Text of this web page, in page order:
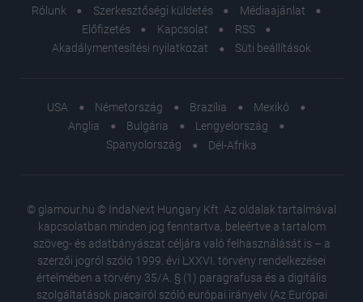
Rólunk
Szerkesztőségi küldetés
Médiaajánlat
Előfizetés
Kapcsolat
RSS
Akadálymentesítési nyilatkozat
Süti beállítások
USA Németország Brazília
Mexikó
Anglia
Bulgária
Lengyelország
Spanyolország
Dél-Afrika
© glamour.hu © IndaNext Hungary Kft. Az oldalak tartalmával
kapcsolatban minden jog fenntartva, beleértve a tartalom
szöveg- és adatbányászat céljára való felhasználását is – a
szerzői jogról szóló 1999. évi LXXVI. törvény rendelkezései
értelmében a törvény 35/A. § (1) paragrafusa és a digitális
szolgáltatások piacairól szóló európai irányelv (Az Európai